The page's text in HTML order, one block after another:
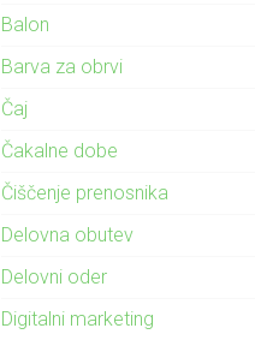
Balon
Barva za obrvi
Čaj
Čakalne dobe
Čiščenje prenosnika
Delovna obutev
Delovni oder
Digitalni marketing